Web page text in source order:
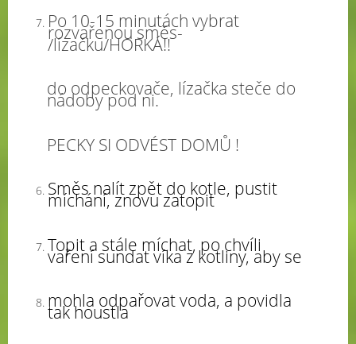
Po 10-15 minutách vybrat
rozvařenou směs-
/lízačku/HORKÁ!!
do odpeckovače, lízačka steče do
nádoby pod ni.
PECKY SI ODVÉST DOMŮ !
Směs nalít zpět do kotle, pustit
míchání, znovu zatopit
Topit a stále míchat, po chvíli
vaření sundat víka z kotliny, aby se
mohla odpařovat voda, a povidla
tak houstla